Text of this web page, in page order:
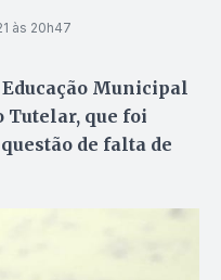
às 20h47
Municipal
Tutelar, que foi
de falta de